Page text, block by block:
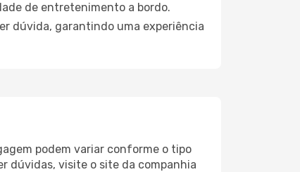
de entretenimento a bordo.
dúvida, garantindo uma experiência
podem variar conforme o tipo
dúvidas, visite o site da companhia